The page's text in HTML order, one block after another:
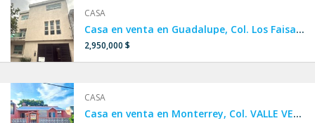
CASA
Casa en venta en Guadalupe, Col. Los Faisanes 1er sector, FRACCIONAMIENTO PRIVADO, a una calle de Av. Plutarco Elías Calles, cerca de Autopista Monterrey Reynosa, Maestro Isrrael Cavazos Garza, Miguel de la Madrid.
2,950,000 $
CASA
Casa en venta en Monterrey, Col. VALLE VERDE 4to sector, a 1 calle de Av. Alejandro de Rodas, a 2 minutos de Av. Ruiz Cortines y Paseo de los Leones.